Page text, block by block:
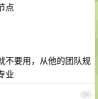
点
不要用，从他的团队规
业
24